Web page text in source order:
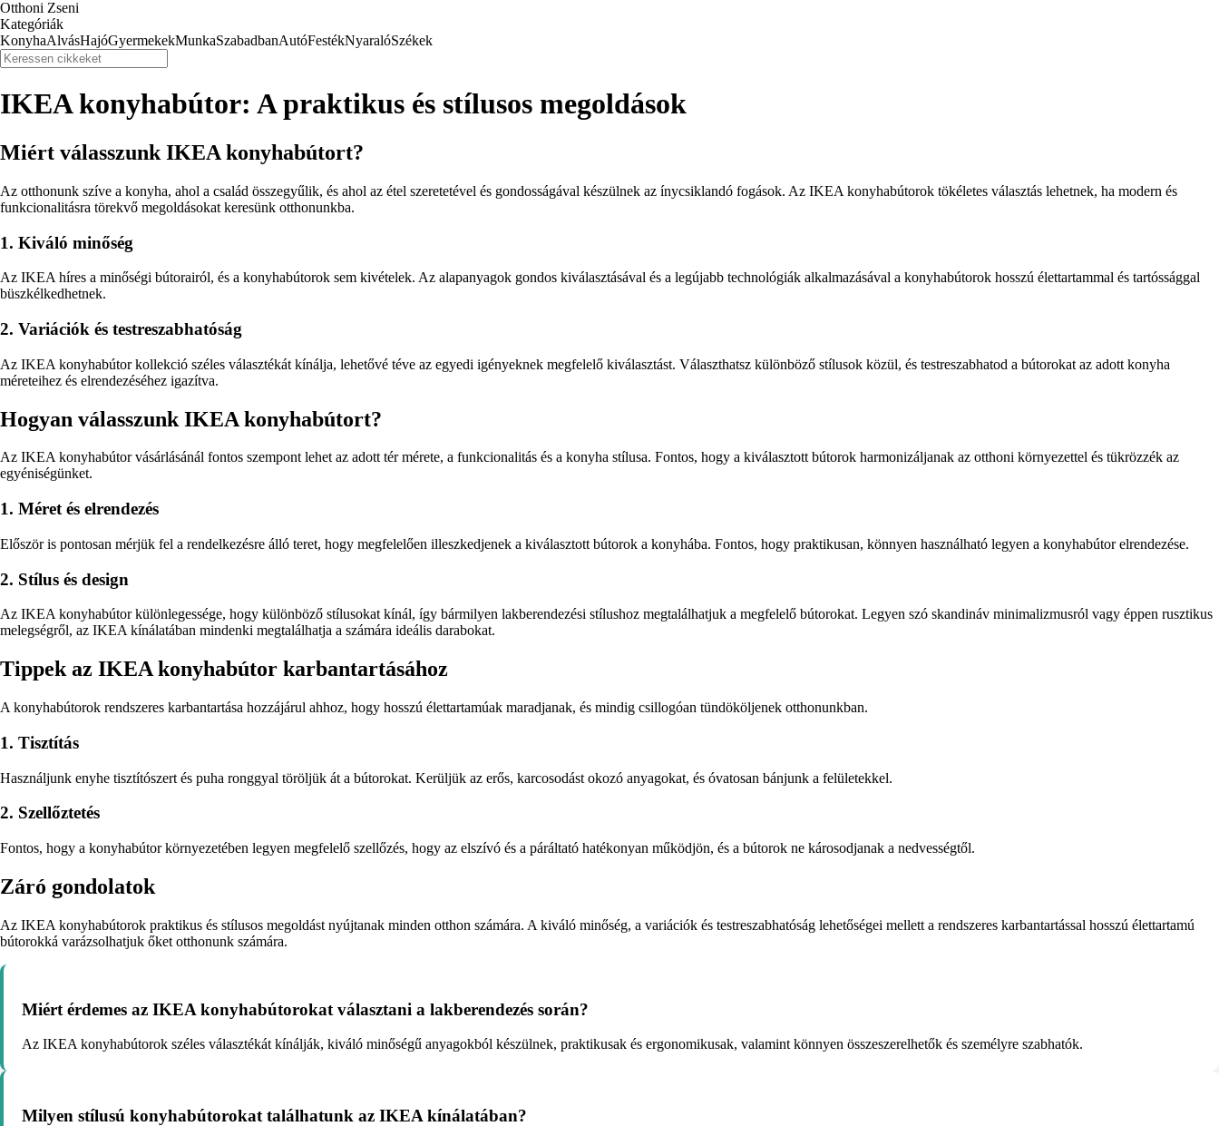
Otthoni Zseni
Kategóriák
KonyhaAlvásHajóGyermekekMunkaSzabadbanAutóFestékNyaralóSzékek
IKEA konyhabútor: A praktikus és stílusos megoldások
Miért válasszunk IKEA konyhabútort?
Az otthonunk szíve a konyha, ahol a család összegyűlik, és ahol az étel szeretetével és gondosságával készülnek az ínycsiklandó fogások. Az IKEA konyhabútorok tökéletes választás lehetnek, ha modern és
funkcionalitásra törekvő megoldásokat keresünk otthonunkba.
1. Kiváló minőség
Az IKEA híres a minőségi bútorairól, és a konyhabútorok sem kivételek. Az alapanyagok gondos kiválasztásával és a legújabb technológiák alkalmazásával a konyhabútorok hosszú élettartammal és tartóssággal
büszkélkedhetnek.
2. Variációk és testreszabhatóság
Az IKEA konyhabútor kollekció széles választékát kínálja, lehetővé téve az egyedi igényeknek megfelelő kiválasztást. Választhatsz különböző stílusok közül, és testreszabhatod a bútorokat az adott konyha
méreteihez és elrendezéséhez igazítva.
Hogyan válasszunk IKEA konyhabútort?
Az IKEA konyhabútor vásárlásánál fontos szempont lehet az adott tér mérete, a funkcionalitás és a konyha stílusa. Fontos, hogy a kiválasztott bútorok harmonizáljanak az otthoni környezettel és tükrözzék az
egyéniségünket.
1. Méret és elrendezés
Először is pontosan mérjük fel a rendelkezésre álló teret, hogy megfelelően illeszkedjenek a kiválasztott bútorok a konyhába. Fontos, hogy praktikusan, könnyen használható legyen a konyhabútor elrendezése.
2. Stílus és design
Az IKEA konyhabútor különlegessége, hogy különböző stílusokat kínál, így bármilyen lakberendezési stílushoz megtalálhatjuk a megfelelő bútorokat. Legyen szó skandináv minimalizmusról vagy éppen rusztikus
melegségről, az IKEA kínálatában mindenki megtalálhatja a számára ideális darabokat.
Tippek az IKEA konyhabútor karbantartásához
A konyhabútorok rendszeres karbantartása hozzájárul ahhoz, hogy hosszú élettartamúak maradjanak, és mindig csillogóan tündököljenek otthonunkban.
1. Tisztítás
Használjunk enyhe tisztítószert és puha ronggyal töröljük át a bútorokat. Kerüljük az erős, karcosodást okozó anyagokat, és óvatosan bánjunk a felületekkel.
2. Szellőztetés
Fontos, hogy a konyhabútor környezetében legyen megfelelő szellőzés, hogy az elszívó és a páráltató hatékonyan működjön, és a bútorok ne károsodjanak a nedvességtől.
Záró gondolatok
Az IKEA konyhabútorok praktikus és stílusos megoldást nyújtanak minden otthon számára. A kiváló minőség, a variációk és testreszabhatóság lehetőségei mellett a rendszeres karbantartással hosszú élettartamú
bútorokká varázsolhatjuk őket otthonunk számára.
Miért érdemes az IKEA konyhabútorokat választani a lakberendezés során?
Az IKEA konyhabútorok széles választékát kínálják, kiváló minőségű anyagokból készülnek, praktikusak és ergonomikusak, valamint könnyen összeszerelhetők és személyre szabhatók.
Milyen stílusú konyhabútorokat találhatunk az IKEA kínálatában?